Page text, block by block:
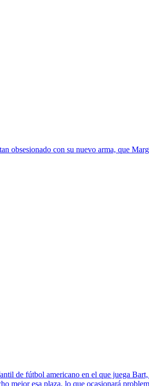
obsesionado con su nuevo arma, que
de fútbol americano en el que juega
mejor esa plaza, lo que ocasionará